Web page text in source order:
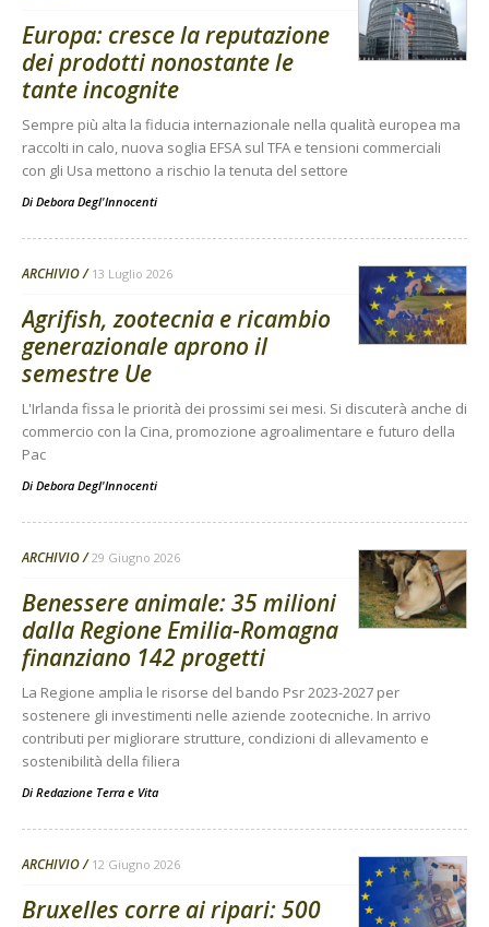
Europa: cresce la reputazione
dei prodotti nonostante le
tante incognite
Sempre più alta la fiducia internazionale nella qualità europea ma
raccolti in calo, nuova soglia EFSA sul TFA e tensioni commerciali
con gli Usa mettono a rischio la tenuta del settore
Di Debora Degl'Innocenti
ARCHIVIO 13 Luglio 2026
Agrifish, zootecnia e ricambio
generazionale aprono il
semestre Ue
L'Irlanda fissa le priorità dei prossimi sei mesi. Si discuterà anche di
commercio con la Cina, promozione agroalimentare e futuro della
Pac
Di Debora Degl'Innocenti
ARCHIVIO 29 Giugno 2026
Benessere animale: 35 milioni
dalla Regione Emilia-Romagna
finanziano 142 progetti
La Regione amplia le risorse del bando Psr 2023-2027 per
sostenere gli investimenti nelle aziende zootecniche. In arrivo
contributi per migliorare strutture, condizioni di allevamento e
sostenibilità della filiera
Di Redazione Terra e Vita
ARCHIVIO 12 Giugno 2026
Bruxelles corre ai ripari: 500